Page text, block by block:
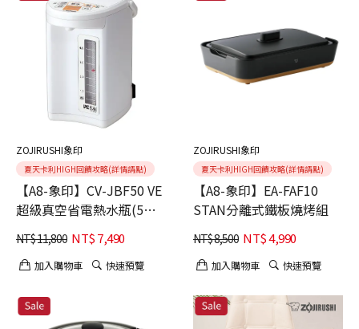
ZOJIRUSHI象印
夏天卡利HIGH回饋攻略(詳情請點)
【A8-象印】CV-JBF50 VE
超級真空省電熱水瓶(5公
升)
NT$11,800 NT$7,490
加入購物車 快速預覽
ZOJIRUSHI象印
夏天卡利HIGH回饋攻略(詳情請點)
【A8-象印】EA-FAF10
STAN分離式鐵板燒烤組
NT$8,500 NT$4,990
加入購物車 快速預覽